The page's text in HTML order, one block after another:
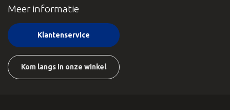
Meer informatie
Klantenservice
Kom langs in onze winkel